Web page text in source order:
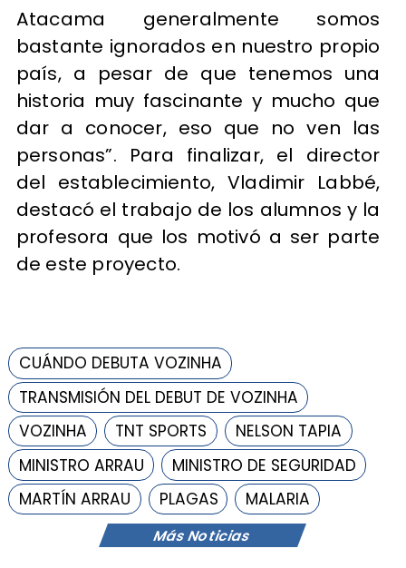
Más Noticias
Atacama generalmente somos
bastante ignorados en nuestro propio
país, a pesar de que tenemos una
historia muy fascinante y mucho que
dar a conocer, eso que no ven las
personas”. Para finalizar, el director
del establecimiento, Vladimir Labbé,
destacó el trabajo de los alumnos y la
profesora que los motivó a ser parte
de este proyecto.
CUÁNDO DEBUTA VOZINHA
TRANSMISIÓN DEL DEBUT DE VOZINHA
VOZINHA
TNT SPORTS
NELSON TAPIA
MINISTRO ARRAU
MINISTRO DE SEGURIDAD
MARTÍN ARRAU
PLAGAS MALARIA